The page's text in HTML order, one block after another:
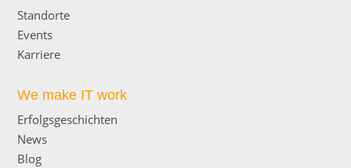
Standorte
Events
Karriere
We make IT work
Erfolgsgeschichten
News
Blog